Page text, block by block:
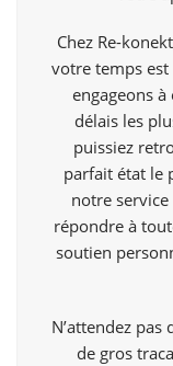
Chez Re-
votre temps est
engageons
délais les
puissiez
parfait état le
notre
répondre à
soutien
N’attendez
de gros